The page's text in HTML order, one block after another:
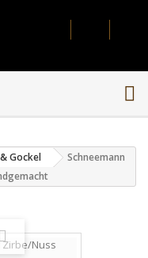
Gockel
Schneemann